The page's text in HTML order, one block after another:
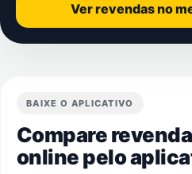
Ver revendas no
BAIXE O APLICATIVO
Compare
online pelo